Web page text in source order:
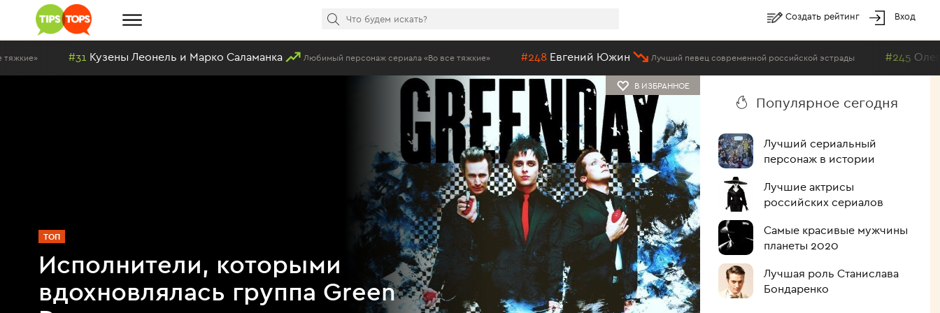
Создать рейтинг Вход
#31 Кузены Леонель и Марко Саламанка Любимый персонаж сериала «Во все тяжкие» #248 Евгений Южин Лучший певец современной российской эстрады #245 Олег Гетманский
В ИЗБРАННОЕ
ТОП
Исполнители, которыми
вдохновлялась группа Green
Популярное сегодня
Лучший сериальный
персонаж в истории
Лучшие актрисы
российских сериалов
Самые красивые мужчины
планеты 2020
Лучшая роль Станислава
Бондаренко